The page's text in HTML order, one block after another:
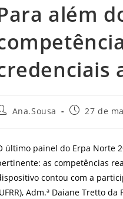
além
Ana.Sousa
Post27 de
último painel do Erpa Norte
as competências
contou com a
Adm.ª Daiane Tretto